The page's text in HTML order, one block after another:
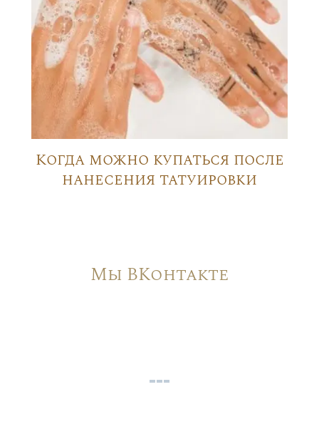
Когда можно купаться после
нанесения татуировки
Мы ВКонтакте